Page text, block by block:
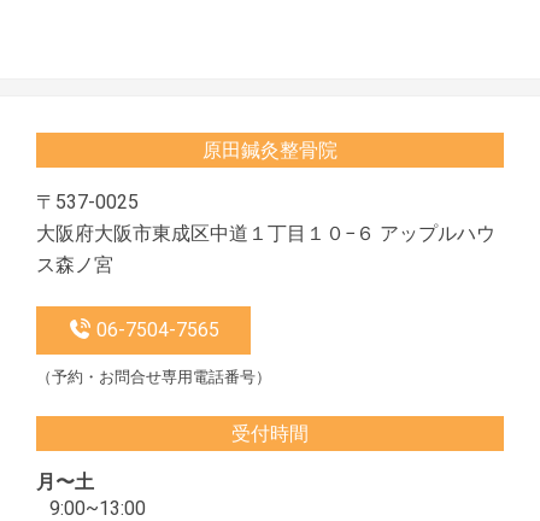
原田鍼灸整骨院
〒537-0025
大阪府大阪市東成区中道１丁目１０−６ アップルハウ
ス森ノ宮
06-7504-7565
（予約・お問合せ専用電話番号）
受付時間
月〜土
9:00~13:00